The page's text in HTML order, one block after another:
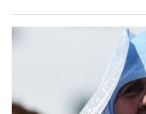
КОМУ ПРИНАДЛЕЖАТ
ТАТАРСТАНА
БЮДЖЕТ
ОПК
НОВОСТИ АВТО
БИЗНЕС
РОЗНИЧНАЯ ТОРГОВЛЯ
НОВОСТИ ТЕХНОЛОГИЙ
НОВОСТИ МЕРОПРИЯТИЙ